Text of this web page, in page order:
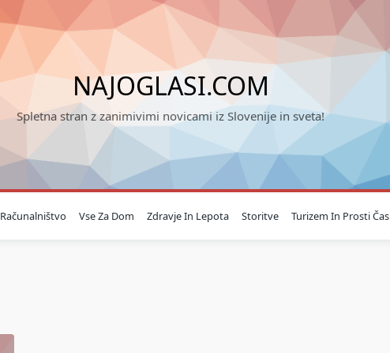
NAJOGLASI.COM
Spletna stran z zanimivimi novicami iz Slovenije in sveta!
Računalništvo Vse Za Dom Zdravje In Lepota Storitve Turizem In Prosti Čas